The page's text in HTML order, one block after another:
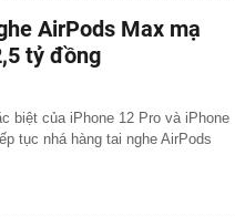
việc
AirPods Max mạ
tỷ đồng
biệt của iPhone 12 Pro và iPhone
tục nhá hàng tai nghe AirPods